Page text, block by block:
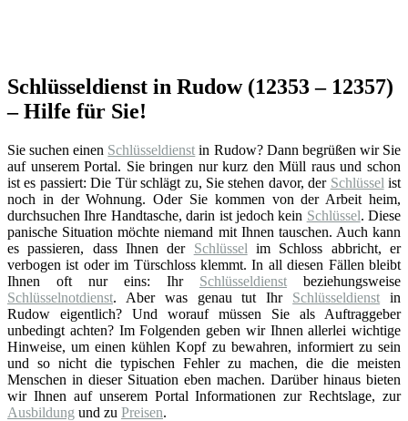
Schlüsseldienst in Rudow (12353 – 12357)
– Hilfe für Sie!
Sie suchen einen Schlüsseldienst in Rudow? Dann begrüßen wir Sie
auf unserem Portal. Sie bringen nur kurz den Müll raus und schon
ist es passiert: Die Tür schlägt zu, Sie stehen davor, der Schlüssel ist
noch in der Wohnung. Oder Sie kommen von der Arbeit heim,
durchsuchen Ihre Handtasche, darin ist jedoch kein Schlüssel. Diese
panische Situation möchte niemand mit Ihnen tauschen. Auch kann
es passieren, dass Ihnen der Schlüssel im Schloss abbricht, er
verbogen ist oder im Türschloss klemmt. In all diesen Fällen bleibt
Ihnen oft nur eins: Ihr Schlüsseldienst beziehungsweise
Schlüsselnotdienst. Aber was genau tut Ihr Schlüsseldienst in
Rudow eigentlich? Und worauf müssen Sie als Auftraggeber
unbedingt achten? Im Folgenden geben wir Ihnen allerlei wichtige
Hinweise, um einen kühlen Kopf zu bewahren, informiert zu sein
und so nicht die typischen Fehler zu machen, die die meisten
Menschen in dieser Situation eben machen. Darüber hinaus bieten
wir Ihnen auf unserem Portal Informationen zur Rechtslage, zur
Ausbildung und zu Preisen.